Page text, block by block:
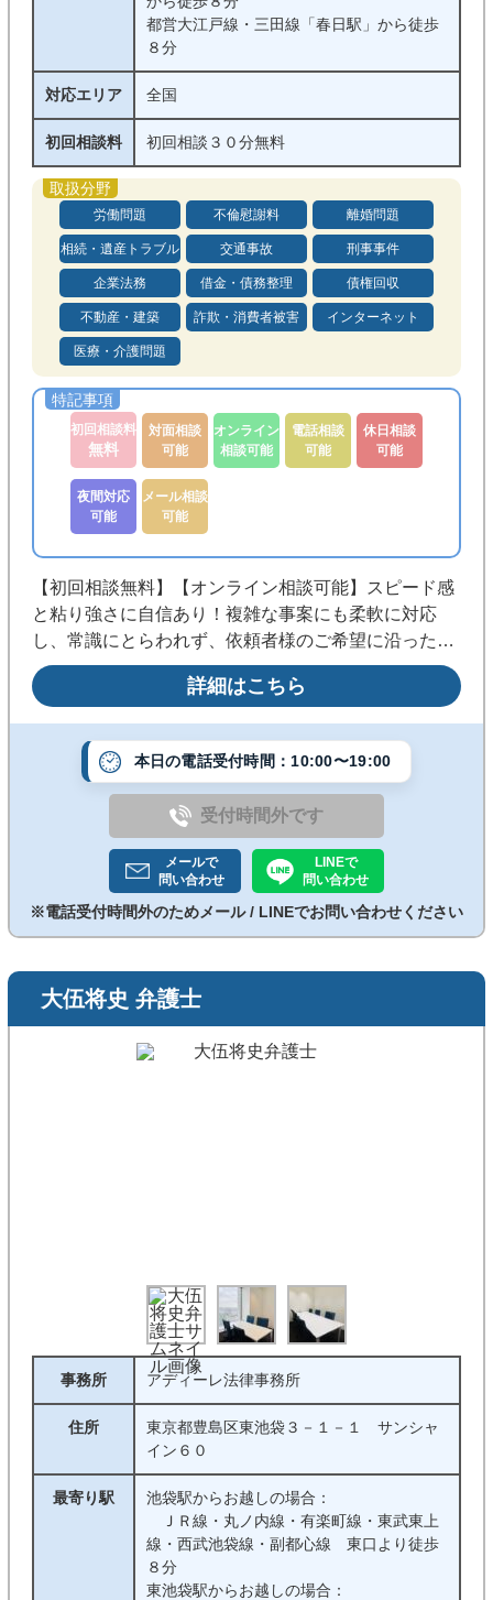
都営大江戸線・三田線「春日駅」から徒歩
８分
対応エリア 全国
初回相談料 初回相談３０分無料
労働問題 不倫慰謝料 離婚問題
相続・遺産トラブル 交通事故 刑事事件
企業法務 借金・債務整理 債権回収
不動産・建築 詐欺・消費者被害 インターネット
医療・介護問題
初回相談料
無料
対面相談
可能
オンライン
相談可能
電話相談
可能
休日相談
可能
夜間対応
可能
メール相談
可能
【初回相談無料】【オンライン相談可能】スピード感
と粘り強さに自信あり！複雑な事案にも柔軟に対応
し、常識にとらわれず、依頼者様のご希望に沿った最
善の解決策を追求します。依頼者を全力でサポートし
ます。まずはお気軽にご相談ください。
詳細はこちら
本日の電話受付時間：10:00〜19:00
受付時間外です
メールで
問い合わせ
LINEで
問い合わせ
※電話受付時間外のためメール / LINEでお問い合わせください
大伍将史 弁護士
事務所 アディーレ法律事務所
住所
東京都豊島区東池袋３－１－１ サンシャ
イン６０
最寄り駅
池袋駅からお越しの場合：
ＪＲ線・丸ノ内線・有楽町線・東武東上
線・西武池袋線・副都心線 東口より徒歩
８分
東池袋駅からお越しの場合：